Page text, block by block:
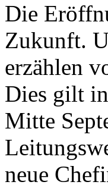
Die
Zukunft.
erzählen
Dies gilt
Mitte
neue